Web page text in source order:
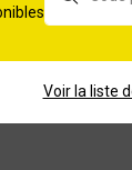
Voir la liste